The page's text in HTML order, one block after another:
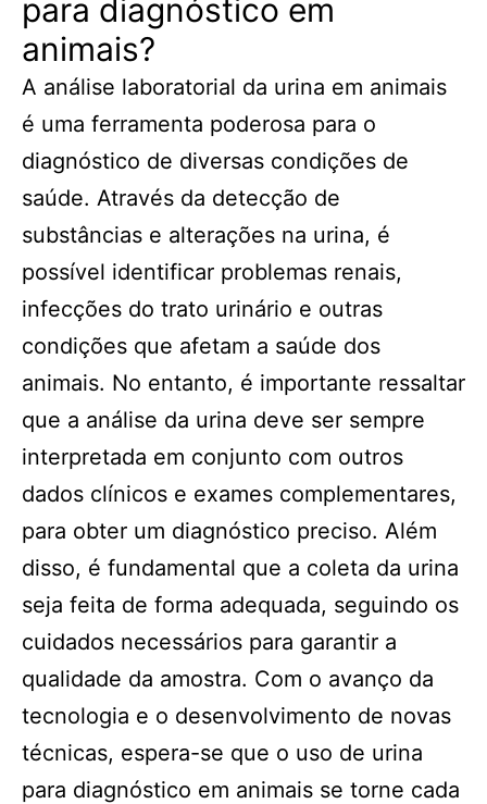
para diagnóstico em
animais?
A análise laboratorial da urina em animais
é uma ferramenta poderosa para o
diagnóstico de diversas condições de
saúde. Através da detecção de
substâncias e alterações na urina, é
possível identificar problemas renais,
infecções do trato urinário e outras
condições que afetam a saúde dos
animais. No entanto, é importante ressaltar
que a análise da urina deve ser sempre
interpretada em conjunto com outros
dados clínicos e exames complementares,
para obter um diagnóstico preciso. Além
disso, é fundamental que a coleta da urina
seja feita de forma adequada, seguindo os
cuidados necessários para garantir a
qualidade da amostra. Com o avanço da
tecnologia e o desenvolvimento de novas
técnicas, espera-se que o uso de urina
para diagnóstico em animais se torne cada